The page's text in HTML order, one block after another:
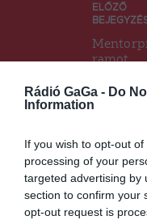
Rádió GaGa - Do
Information
If you wish to opt-out
processing of your
targeted advertising by
section to confirm your
opt-out request is
ELŐZŐ
ramot
fiatalok
számára